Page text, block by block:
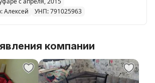
Алексей
УНП: 791025963
компании